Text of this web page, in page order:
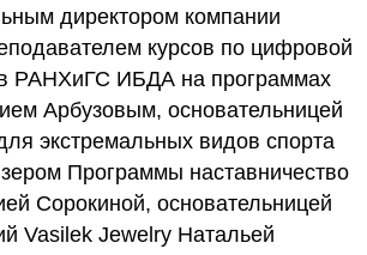
директором компании
курсов по цифровой
РАНХиГС ИБДА на программах
Арбузовым, основательницей
экстремальных видов спорта
Программы наставничество
Сорокиной, основательницей
Vasilek Jewelry Натальей